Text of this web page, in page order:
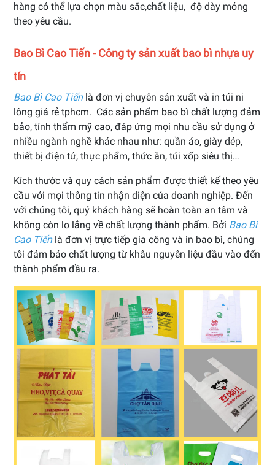
hàng có thể lựa chọn màu sắc,chất liệu, độ dày mỏng
theo yêu cầu.
Bao Bì Cao Tiến - Công ty sản xuất bao bì nhựa uy
tín
Bao Bì Cao Tiếnlà đơn vị chuyên sản xuất và in túi ni
lông giá rẻ tphcm. Các sản phẩm bao bì chất lượng đảm
bảo, tính thẩm mỹ cao, đáp ứng mọi nhu cầu sử dụng ở
nhiều ngành nghề khác nhau như: quần áo, giày dép,
thiết bị điện tử, thực phẩm, thức ăn, túi xốp siêu thị…
Kích thước và quy cách sản phẩm được thiết kế theo yêu
cầu với mọi thông tin nhận diện của doanh nghiệp. Đến
với chúng tôi, quý khách hàng sẽ hoàn toàn an tâm và
không còn lo lắng về chất lượng thành phẩm. Bởi Bao Bì
Cao Tiếnlà đơn vị trực tiếp gia công và in bao bì, chúng
tôi đảm bảo chất lượng từ khâu nguyên liệu đầu vào đến
thành phẩm đầu ra.